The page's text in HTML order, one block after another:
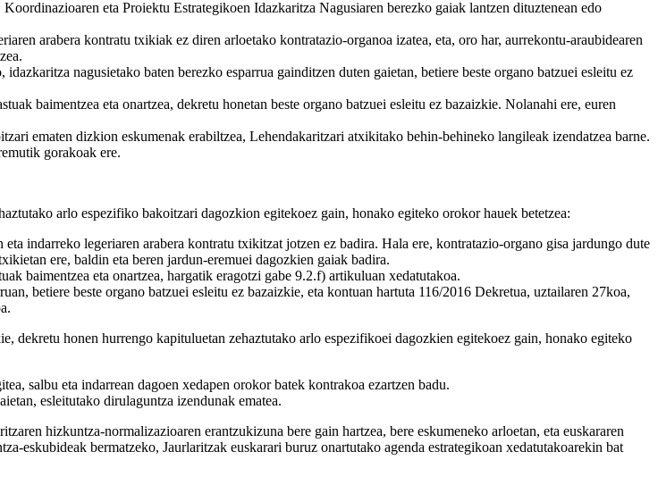
eta Proiektu Estrategikoen Idazkaritza Nagusiaren berezko gaiak lantzen dituztenean edo
arabera kontratu txikiak ez diren arloetako kontratazio-organoa izatea, eta, oro har, aurrekontu-araubidearen
nagusietako baten berezko esparrua gainditzen duten gaietan, betiere beste organo batzuei esleitu ez
baimentzea eta onartzea, dekretu honetan beste organo batzuei esleitu ez bazaizkie. Nolanahi ere, euren
ematen dizkion eskumenak erabiltzea, Lehendakaritzari atxikitako behin-behineko langileak izendatzea barne.
gorakoak ere.
arlo espezifiko bakoitzari dagozkion egitekoez gain, honako egiteko orokor hauek betetzea:
indarreko legeriaren arabera kontratu txikitzat jotzen ez badira. Hala ere, kontratazio-organo gisa jardungo dute
ere, baldin eta beren jardun-eremuei dagozkien gaiak badira.
baimentzea eta onartzea, hargatik eragotzi gabe 9.2.f) artikuluan xedatutakoa.
betiere beste organo batzuei esleitu ez bazaizkie, eta kontuan hartuta 116/2016 Dekretua, uztailaren 27koa,
dekretu honen hurrengo kapituluetan zehaztutako arlo espezifikoei dagozkien egitekoez gain, honako egiteko
salbu eta indarrean dagoen xedapen orokor batek kontrakoa ezartzen badu.
esleitutako dirulaguntza izendunak ematea.
hizkuntza-normalizazioaren erantzukizuna bere gain hartzea, bere eskumeneko arloetan, eta euskararen
eskubideak bermatzeko, Jaurlaritzak euskarari buruz onartutako agenda estrategikoan xedatutakoarekin bat